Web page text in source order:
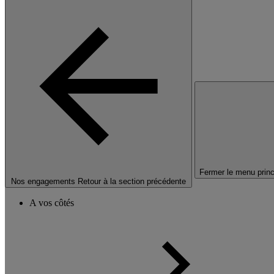
Nos engagements Retour à la section précédente
Fermer le menu
A vos côtés